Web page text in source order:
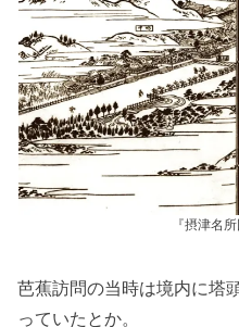
『摂津名
芭蕉訪問の当時は境内に塔
っていたとか。